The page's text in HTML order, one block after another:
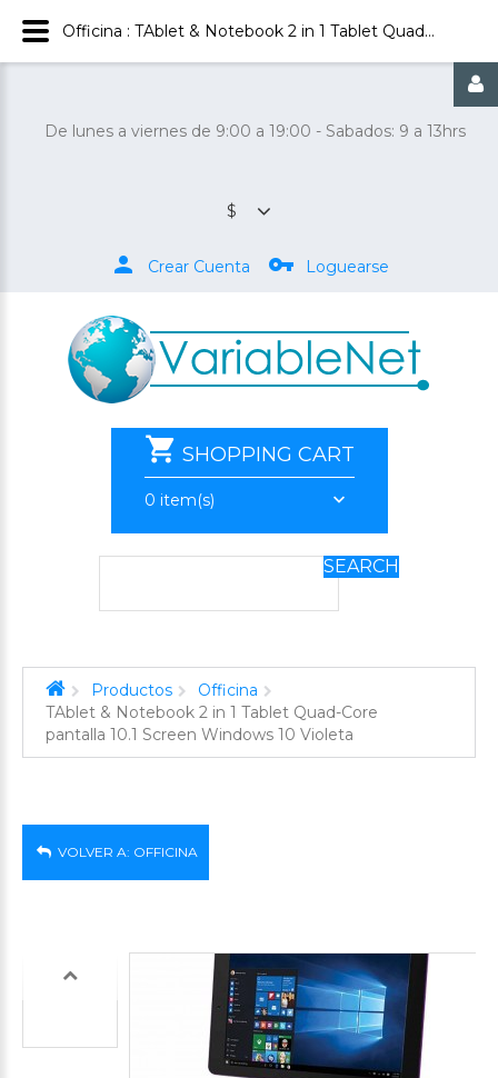
De lunes a viernes de 9:00 a 19:00 - Sabados: 9 a 13hrs
$
Crear Cuenta Loguearse
SHOPPING CART
0 item(s)
SEARCH
Productos
Officina
TAblet & Notebook 2 in 1 Tablet Quad-Core
pantalla 10.1 Screen Windows 10 Violeta
VOLVER A: OFFICINA
Officina : TAblet & Notebook 2 in 1 Tablet Quad-Core pantalla 10.1 Screen Windows 10 Violeta